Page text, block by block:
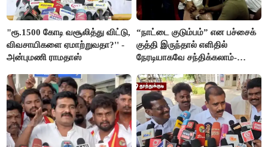
"ரூ.1500 கோடி வசூலித்து விட்டு,
விவசாயிகளை ஏமாற்றுவதா?'' -
அன்புமணி ராமதாஸ்
“நாட்டை குடும்பம்” என பச்சைக்
குத்தி இருந்தால் எளிதில்
நேரடியாகவே சந்திக்கலாம்-